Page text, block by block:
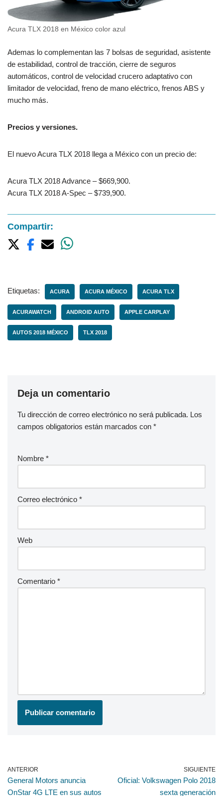
Acura TLX 2018 en México color azul
Ademas lo complementan las 7 bolsas de seguridad, asistente
de estabilidad, control de tracción, cierre de seguros
automáticos, control de velocidad crucero adaptativo con
limitador de velocidad, freno de mano eléctrico, frenos ABS y
mucho más.
Precios y versiones.
El nuevo Acura TLX 2018 llega a México con un precio de:
Acura TLX 2018 Advance – $669,900.
Acura TLX 2018 A-Spec – $739,900.
Compartir:
Etiquetas: ACURA ACURA MÉXICO ACURA TLX
ACURAWATCH ANDROID AUTO APPLE CARPLAY
AUTOS 2018 MÉXICO TLX 2018
Deja un comentario
Tu dirección de correo electrónico no será publicada. Los
campos obligatorios están marcados con *
Nombre *
Correo electrónico *
Web
Comentario *
ANTERIOR
General Motors anuncia
OnStar 4G LTE en sus autos
SIGUIENTE
Oficial: Volkswagen Polo 2018
sexta generación